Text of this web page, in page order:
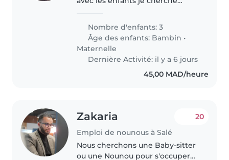
sache s'occuper de mon enfant
avec gentillesse et sache
l'occuper s'amuser avec lui et
sache..
Nombre d'enfants: 3
Âge des enfants: Bambin •
Maternelle
Dernière Activité: il y a 6 jours
45,00 MAD/heure
Zakaria
Emploi de nounous à Salé
20
Nous cherchons une Baby-sitter
ou une Nounou pour s'occuper